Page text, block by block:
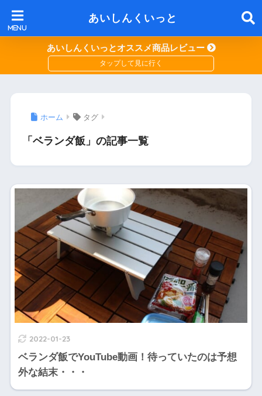
あいしんくいっと
あいしんくいっとオススメ商品レビュー
ホーム タグ
「ベランダ飯」の記事一覧
2022-01-23
ベランダ飯でYouTube動画！待っていたのは予想
外な結末・・・